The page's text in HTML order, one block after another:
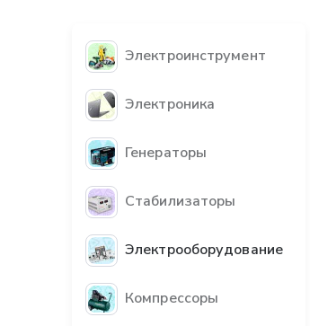
Электроинструмент
Электроника
Генераторы
Стабилизаторы
Электрооборудование
Компрессоры